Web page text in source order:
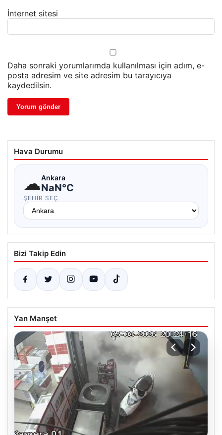
İnternet sitesi
Daha sonraki yorumlarımda kullanılması için adım, e-
posta adresim ve site adresim bu tarayıcıya
kaydedilsin.
Hava Durumu
☁Ankara
NaN°C
ŞEHIR SEÇ
Bizi Takip Edin
Yan Manşet